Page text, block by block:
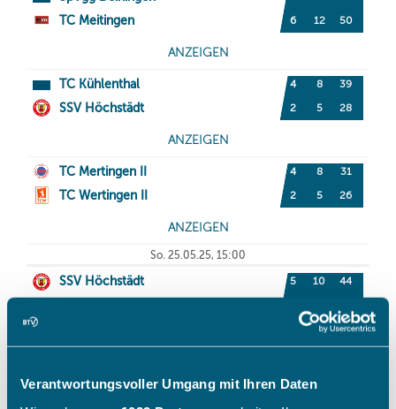
Verantwortungsvoller Umgang mit Ihren Daten